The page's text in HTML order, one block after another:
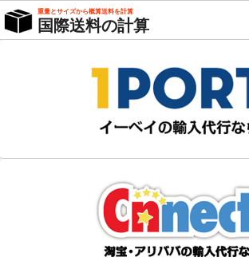
重量とサイズから概算送料を計算
国際送料の計算